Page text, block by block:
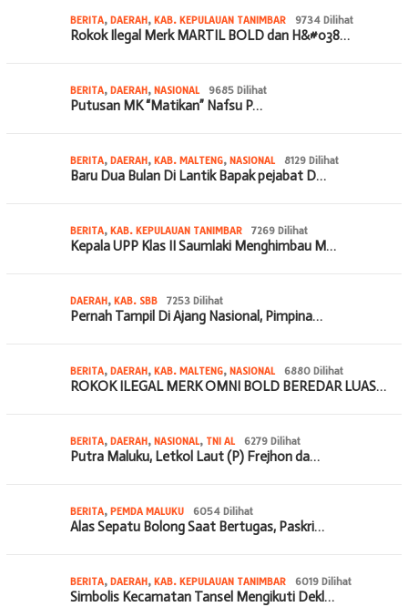
BERITA, DAERAH, KAB. KEPULAUAN TANIMBAR 9734 Dilihat
Rokok Ilegal Merk MARTIL BOLD dan H&#038…
BERITA, DAERAH, NASIONAL 9685 Dilihat
Putusan MK “Matikan” Nafsu P…
BERITA, DAERAH, KAB. MALTENG, NASIONAL 8129 Dilihat
Baru Dua Bulan Di Lantik Bapak pejabat D…
BERITA, KAB. KEPULAUAN TANIMBAR 7269 Dilihat
Kepala UPP Klas II Saumlaki Menghimbau M…
DAERAH, KAB. SBB 7253 Dilihat
Pernah Tampil Di Ajang Nasional, Pimpina…
BERITA, DAERAH, KAB. MALTENG, NASIONAL 6880 Dilihat
ROKOK ILEGAL MERK OMNI BOLD BEREDAR LUAS…
BERITA, DAERAH, NASIONAL, TNI AL 6279 Dilihat
Putra Maluku, Letkol Laut (P) Frejhon da…
BERITA, PEMDA MALUKU 6054 Dilihat
Alas Sepatu Bolong Saat Bertugas, Paskri…
BERITA, DAERAH, KAB. KEPULAUAN TANIMBAR 6019 Dilihat
Simbolis Kecamatan Tansel Mengikuti Dekl…